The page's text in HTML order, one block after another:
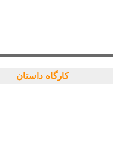
کارگاه داستان